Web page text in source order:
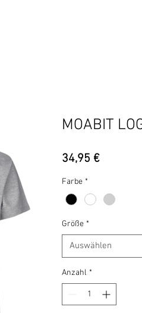
MOABIT
34,95 €Preis
Farbe *
Größe *
Auswählen
Anzahl *